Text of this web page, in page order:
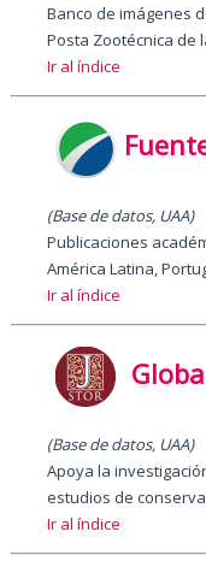
Banco de imágenes
Posta Zootécnica de
Ir al índice
(Base de datos, UAA)
Publicaciones
América Latina,
Ir al índice
(Base de datos, UAA)
Apoya la
estudios de
Ir al índice